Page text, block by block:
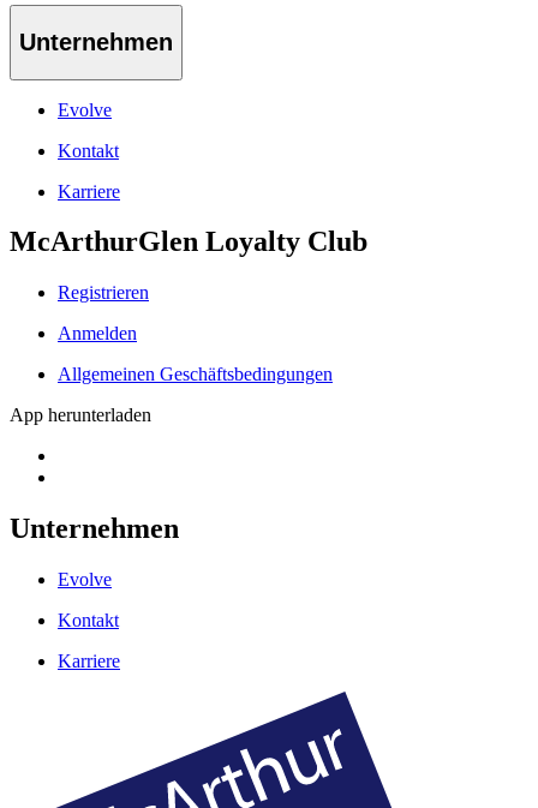
Unternehmen
Evolve
Kontakt
Karriere
McArthurGlen Loyalty Club
Registrieren
Anmelden
Allgemeinen Geschäftsbedingungen
App herunterladen
Unternehmen
Evolve
Kontakt
Karriere